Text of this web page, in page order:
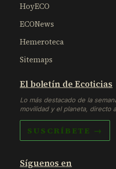
HoyECO
ECONews
Hemeroteca
Sitemaps
El boletín de Ecoticias
Lo más destacado de la
movilidad y el planeta, directo
SUSCRÍBETE →
Síguenos en